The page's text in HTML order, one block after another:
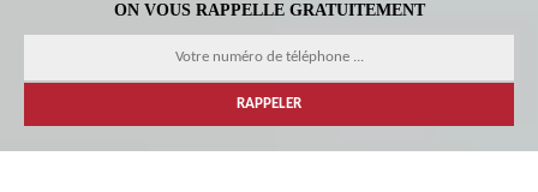
ON VOUS RAPPELLE GRATUITEMENT